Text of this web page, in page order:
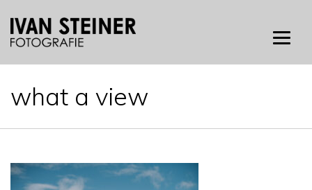
what a view